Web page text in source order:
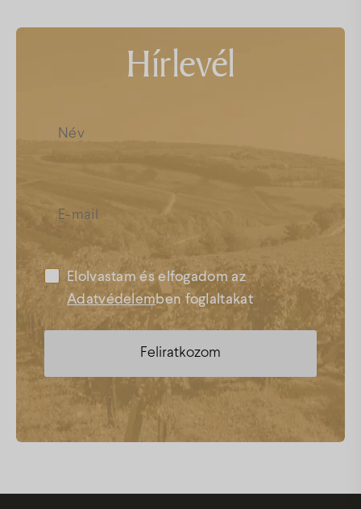
Hírlevél
Elolvastam és elfogadom az
Adatvédelemben foglaltakat